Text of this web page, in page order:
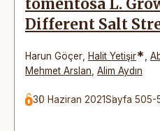
tomentosa L.
Different Salt
Harun Göçer Halit Yetişir*
Mehmet Arslan Alim Aydın
30 Haziran 2021Sayfa 505-